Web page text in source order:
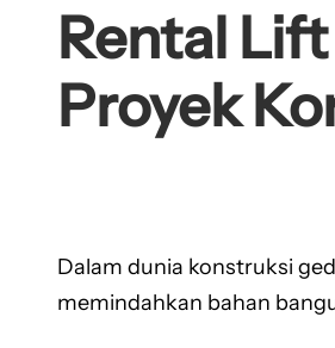
Rental
Proyek
Dalam dunia konstruksi
memindahkan bahan